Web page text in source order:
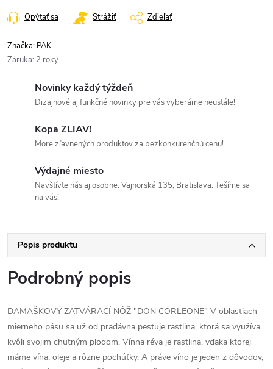
Opýtať sa Strážiť Zdieľať
Značka: PAK
Záruka: 2 roky
Novinky každý týždeň
Dizajnové aj funkčné novinky pre vás vyberáme neustále!
Kopa ZLIAV!
More zľavnených produktov za bezkonkurenčnú cenu!
Výdajné miesto
Navštívte nás aj osobne: Vajnorská 135, Bratislava. Tešíme sa
na vás!
Popis produktu
Podrobný popis
DAMAŠKOVÝ ZATVÁRACÍ NÔŽ "DON CORLEONE" V oblastiach
mierneho pásu sa už od pradávna pestuje rastlina, ktorá sa využíva
kvôli svojim chutným plodom. Vínna réva je rastlina, vďaka ktorej
máme vína, oleje a rôzne pochúťky. A práve víno je jeden z dôvodov,